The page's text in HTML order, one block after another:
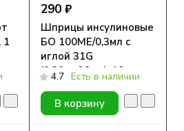
1
290 ₽
Шприцы инсулиновые
БО 100МЕ/0,3мл с
иглой 31G
(0.30мм*6мм), 10 шт.
4.7 Есть в наличии
В корзину